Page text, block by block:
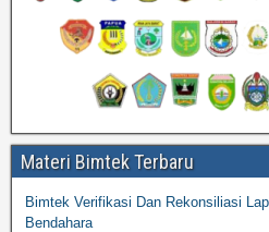
Materi Bimtek Terbaru
Bimtek Verifikasi Dan Rekonsiliasi
Bendahara